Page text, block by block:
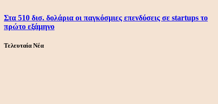
Στα 510 δισ. δολάρια οι παγκόσμιες επενδύσεις σε startups το
πρώτο εξάμηνο
Τελευταία Νέα